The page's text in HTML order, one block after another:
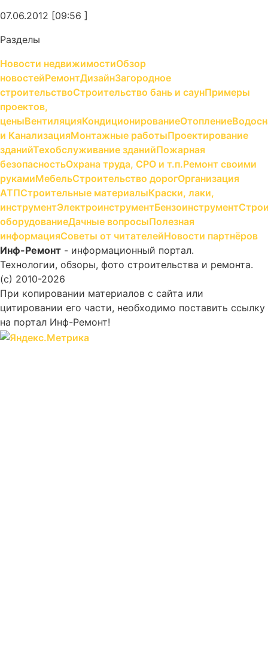
07.06.2012 [09:56 ]
Разделы
Новости недвижимостиОбзор
новостейРемонтДизайнЗагородное
строительствоСтроительство бань и саунПримеры
проектов,
ценыВентиляцияКондиционированиеОтопление
и КанализацияМонтажные работыПроектирование
зданийТехобслуживание зданийПожарная
безопасностьОхрана труда, СРО и т.п.Ремонт своими
рукамиМебельСтроительство дорогОрганизация
АТПСтроительные материалыКраски, лаки,
инструментЭлектроинструментБензоинструмент
оборудованиеДачные вопросыПолезная
информацияСоветы от читателейНовости партнёров
Инф-Ремонт - информационный портал.
Технологии, обзоры, фото строительства и ремонта.
(c) 2010-2026
При копировании материалов с сайта или
цитировании его части, необходимо поставить ссылку
на портал Инф-Ремонт!